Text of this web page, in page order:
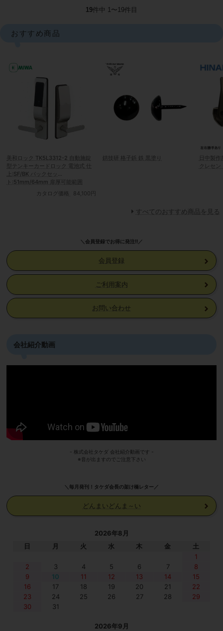
19件中 1〜19件目
おすすめ商品
美和ロック TK5L3312-2 自動施錠
型テンキーカードロック 電池式 仕
上:SF/BK バックセッ
ト:51mm/64mm 扉厚可能範囲
カタログ価格 84,100円
錺技研 格子鋲 鉄 黒塗り
日中製
クレセ
すべてのおすすめ商品を見る
＼会員登録でお得に発注!!／
会員登録
ご利用案内
お問い合わせ
会社紹介動画
- 株式会社タケダ 会社紹介動画です -
※音が出ますのでご注意下さい
＼毎月発刊！タケダ会長の架け橋レター／
どんまいどんま～い
2026年8月
日
月 火 水 木 金
土
1
2
3 4 5 6 7
8
9
10 11 12 13 14
15
16
17 18 19 20 21
22
23
24 25 26 27 28
29
30
31
2026年9月